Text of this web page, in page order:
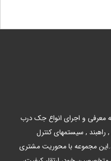
معرفی و اجرای انواع جک درب
راهبند , سیستمهای کنترل
مجموعه با محوریت مشتری